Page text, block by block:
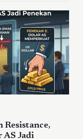
Resistance,
Jadi